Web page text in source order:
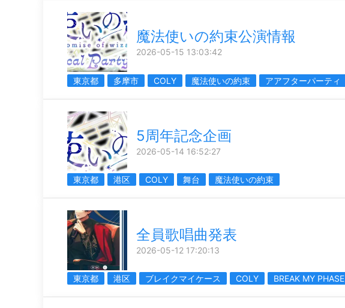
魔法使いの約束公演情報
2026-05-15 13:03:42
東京都 多摩市 COLY 魔法使いの約束 アアフターパーティ
5周年記念企画
2026-05-14 16:52:27
東京都 港区 COLY 舞台 魔法使いの約束
全員歌唱曲発表
2026-05-12 17:20:13
東京都 港区 ブレイクマイケース COLY BREAK MY PHASE